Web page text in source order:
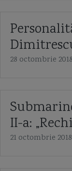
28 octombrie 2018
II-a:
21 octombrie 2018